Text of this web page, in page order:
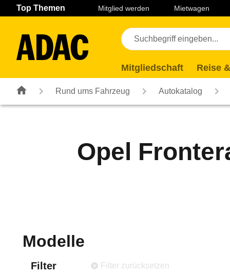
Navigation Seiteninhalt Fußzeile
Top Themen Mitglied werden Mietwagen
Mitgliedschaft Reise
Rund ums Fahrzeug Autokatalog
Opel
Modelle
Filter Filter zurücksetzen